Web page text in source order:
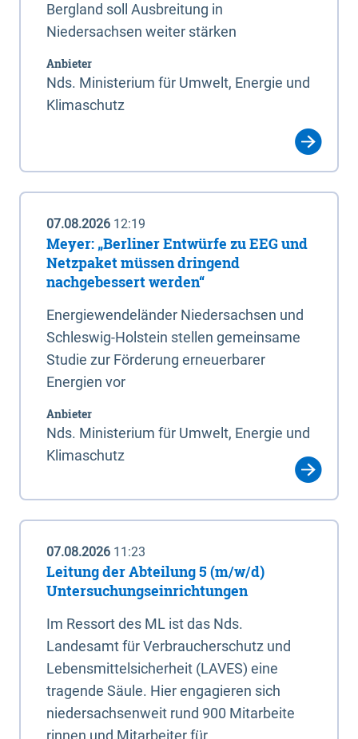
Bergland soll Ausbreitung in
Niedersachsen weiter stärken
Anbieter
Nds. Ministerium für Umwelt, Energie und
Klimaschutz
07.08.2026 12:19
Meyer: „Berliner Entwürfe zu EEG und
Netzpaket müssen dringend
nachgebessert werden“
Energiewendeländer Niedersachsen und
Schleswig-Holstein stellen gemeinsame
Studie zur Förderung erneuerbarer
Energien vor
Anbieter
Nds. Ministerium für Umwelt, Energie und
Klimaschutz
07.08.2026 11:23
Leitung der Abteilung 5 (m/w/d)
Untersuchungseinrichtungen
Im Ressort des ML ist das Nds.
Landesamt für Verbraucherschutz und
Lebensmittelsicherheit (LAVES) eine
tragende Säule. Hier engagieren sich
niedersachsenweit rund 900 Mitarbeite